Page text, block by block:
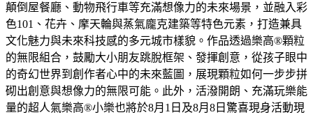
顛倒屋餐廳、動物飛行車等充滿想像力的未來場景，並融入彩
色101、花卉、摩天輪與蒸氣龐克建築等特色元素，打造兼具
文化魅力與未來科技感的多元城市樣貌。作品透過樂高®顆粒
的無限組合，鼓勵大小朋友跳脫框架、發揮創意，從孩子眼中
的奇幻世界到創作者心中的未來藍圖，展現顆粒如何一步步拼
砌出創意與想像力的無限可能。此外，活潑開朗、充滿玩樂能
量的超人氣樂高®小樂也將於8月1日及8月8日驚喜現身活動現